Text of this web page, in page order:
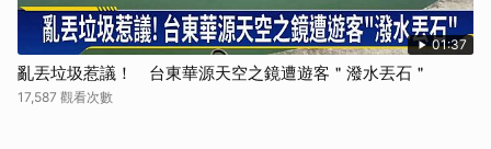
01:37
亂丟垃圾惹議！ 台東華源天空之鏡遭遊客＂潑水丟石＂
17,587 觀看次數